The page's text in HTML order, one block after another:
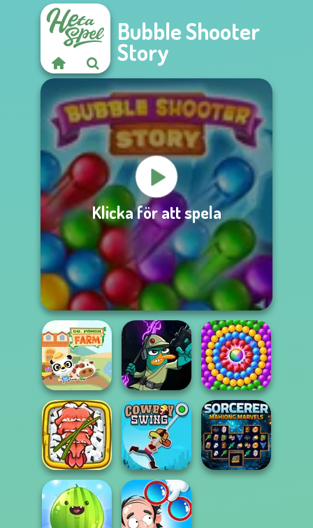
Bubble Shooter
Story
Klicka för att spela
Dr. Panda Farm
Agent P Rebel
Spy
Pop Adventure
Giant Sushi:
Merge Master